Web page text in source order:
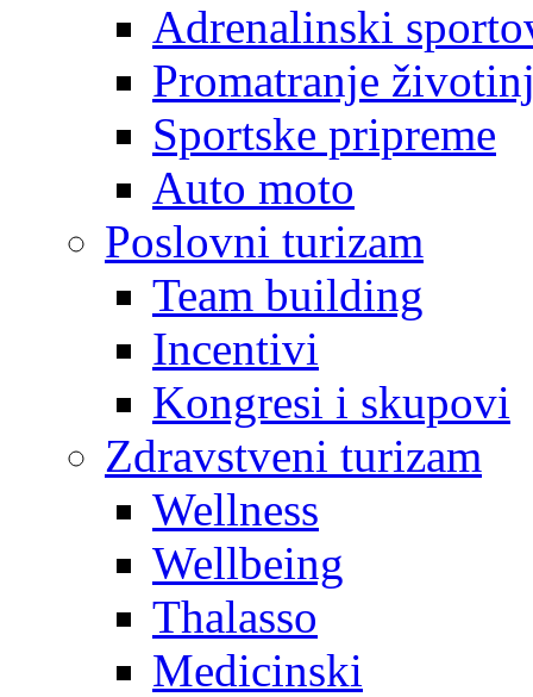
Adrenalinski
Promatranje
Sportske pripreme
Auto moto
Poslovni turizam
Team building
Incentivi
Kongresi i skupovi
Zdravstveni turizam
Wellness
Wellbeing
Thalasso
Medicinski